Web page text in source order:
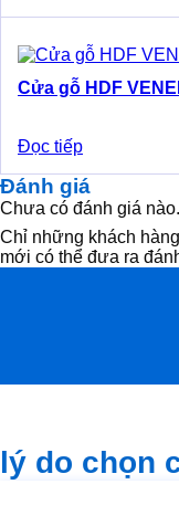
Cửa gỗ HDF
Đọc tiếp
Đánh giá
Chưa có đánh giá nào.
Chỉ những khách
mới có thể đưa ra
lý do chọn